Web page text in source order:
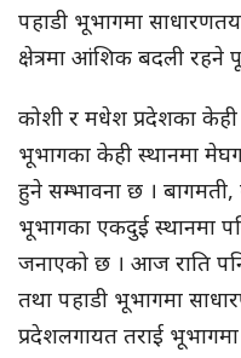
पहाडी भूभागमा
क्षेत्रमा आंशिक बदली रहने
कोशी र मधेश प्रदेशका केही
भूभागका केही स्थानमा
हुने सम्भावना छ । बागमती,
भूभागका एकदुई स्थानमा
जनाएको छ । आज राति
तथा पहाडी भूभागमा
प्रदेशलगायत तराई